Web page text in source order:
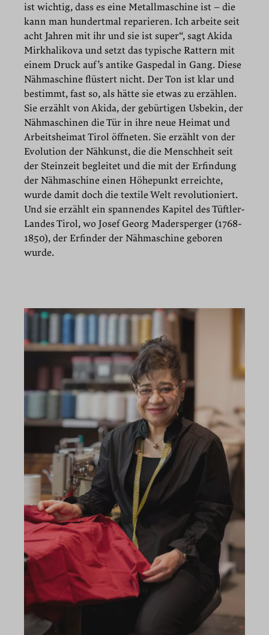
ist wichtig, dass es eine Metallmaschine ist – die
kann man hundertmal reparieren. Ich arbeite seit
acht Jahren mit ihr und sie ist super“, sagt Akida
Mirkhalikova und setzt das typische Rattern mit
einem Druck auf’s antike Gaspedal in Gang. Diese
Nähmaschine flüstert nicht. Der Ton ist klar und
bestimmt, fast so, als hätte sie etwas zu erzählen.
Sie erzählt von Akida, der gebürtigen Usbekin, der
Nähmaschinen die Tür in ihre neue Heimat und
Arbeitsheimat Tirol öffneten. Sie erzählt von der
Evolution der Nähkunst, die die Menschheit seit
der Steinzeit begleitet und die mit der Erfindung
der Nähmaschine einen Höhepunkt erreichte,
wurde damit doch die textile Welt revolutioniert.
Und sie erzählt ein spannendes Kapitel des Tüftler-
Landes Tirol, wo Josef Georg Madersperger (1768-
1850), der Erfinder der Nähmaschine geboren
wurde.